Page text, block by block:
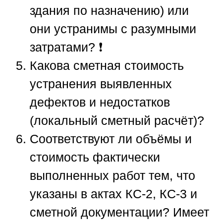
здания по назначению) или
они устранимы с разумными
затратами? ❗️
Какова сметная стоимость
устранения выявленных
дефектов и недостатков
(локальный сметный расчёт)?
Соответствуют ли объёмы и
стоимость фактически
выполненных работ тем, что
указаны в актах КС-2, КС-3 и
сметной документации? Имеет